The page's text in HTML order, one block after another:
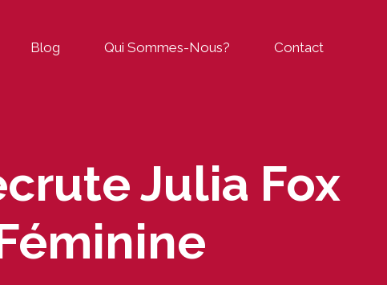
Blog Qui Sommes-Nous? Contact
Julia Fox